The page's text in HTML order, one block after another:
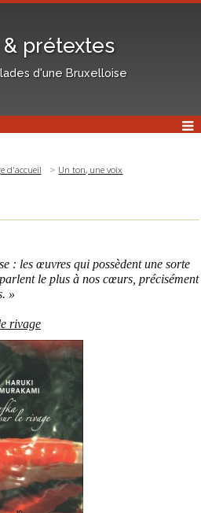
& prétextes
d'une Bruxelloise
d'accueil Un ton, une voix
: les œuvres qui possèdent une sorte
le plus à nos cœurs, précisément
»
rivage